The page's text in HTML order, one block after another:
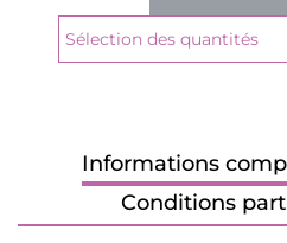
Informations
Conditions